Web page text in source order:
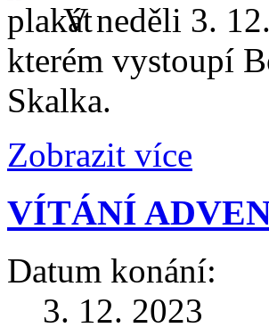
V neděli 3.
kterém vystoupí
Skalka.
Zobrazit více
VÍTÁNÍ
Datum konání:
3. 12. 2023